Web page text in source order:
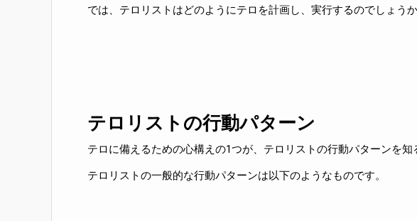
では、テロリストはどのようにテロを計画し、実行するのでしょうか
テロリストの行動パターン
テロに備えるための心構えの1つが、テロリストの行動パターンを知
テロリストの一般的な行動パターンは以下のようなものです。